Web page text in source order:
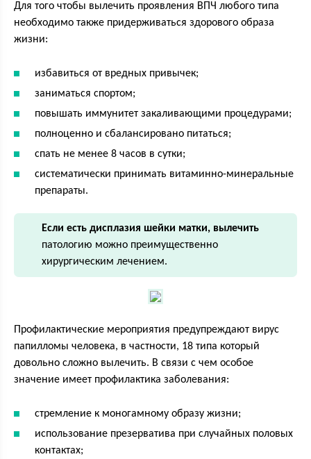
Для того чтобы вылечить проявления ВПЧ любого типа
необходимо также придерживаться здорового образа
жизни:
избавиться от вредных привычек;
заниматься спортом;
повышать иммунитет закаливающими процедурами;
полноценно и сбалансировано питаться;
спать не менее 8 часов в сутки;
систематически принимать витаминно-минеральные
препараты.
Если есть дисплазия шейки матки, вылечить
патологию можно преимущественно
хирургическим лечением.
Профилактические мероприятия предупреждают вирус
папилломы человека, в частности, 18 типа который
довольно сложно вылечить. В связи с чем особое
значение имеет профилактика заболевания:
стремление к моногамному образу жизни;
использование презерватива при случайных половых
контактах;